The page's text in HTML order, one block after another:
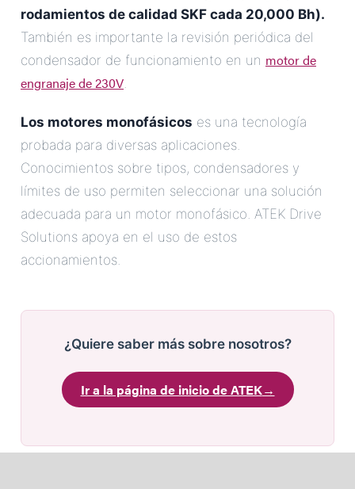
rodamientos de calidad SKF cada 20,000 Bh).
También es importante la revisión periódica del
condensador de funcionamiento en un motor de
engranaje de 230V.
Los motores monofásicos es una tecnología
probada para diversas aplicaciones.
Conocimientos sobre tipos, condensadores y
límites de uso permiten seleccionar una solución
adecuada para un motor monofásico. ATEK Drive
Solutions apoya en el uso de estos
accionamientos.
¿Quiere saber más sobre nosotros?
Ir a la página de inicio de ATEK→